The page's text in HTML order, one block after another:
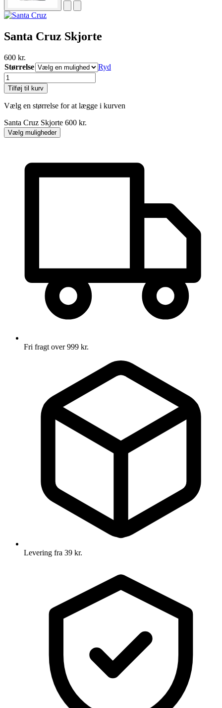
Santa Cruz Skjorte
600 kr.
Størrelse
Ryd
Santa
Cruz
Skjorte
antal
Tilføj til kurv
Vælg en størrelse for at lægge i kurven
Santa Cruz Skjorte 600 kr.
Vælg muligheder
Fri fragt over 999 kr.
Levering fra 39 kr.